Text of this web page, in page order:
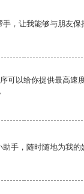
，让我能够与朋友保
可以给你提供最高速
手，随时随地为我的